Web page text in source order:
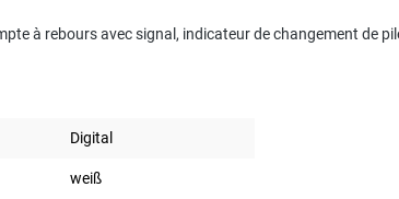
à rebours avec signal, indicateur de changement de
Digital
weiß